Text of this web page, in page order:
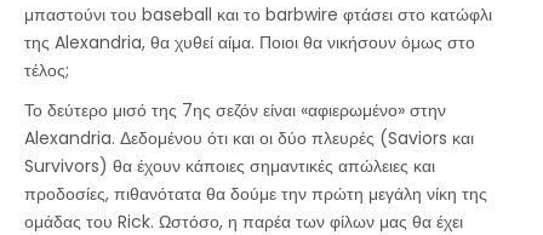
μπαστούνι του baseball και το barbwire φτάσει στο κατώφλι
της Alexandria, θα χυθεί αίμα. Ποιοι θα νικήσουν όμως στο
τέλος;
Το δεύτερο μισό της 7ης σεζόν είναι «αφιερωμένο» στην
Alexandria. Δεδομένου ότι και οι δύο πλευρές (Saviors και
Survivors) θα έχουν κάποιες σημαντικές απώλειες και
προδοσίες, πιθανότατα θα δούμε την πρώτη μεγάλη νίκη της
ομάδας του Rick. Ωστόσο, η παρέα των φίλων μας θα έχει